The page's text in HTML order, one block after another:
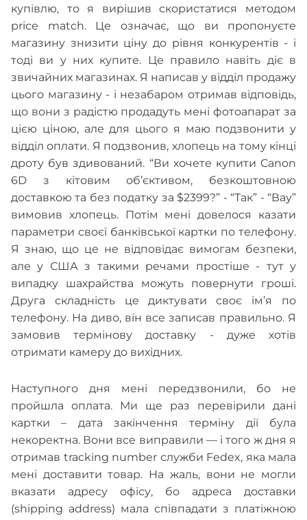
купівлю, то я вирішив скористатися методом
price match. Це означає, що ви пропонуєте
магазину знизити ціну до рівня конкурентів - і
тоді ви у них купите. Це правило навіть діє в
звичайних магазинах. Я написав у відділ продажу
цього магазину - і незабаром отримав відповідь,
що вони з радістю продадуть мені фотоапарат за
цією ціною, але для цього я маю подзвонити у
відділ оплати. Я подзвонив, хлопець на тому кінці
дроту був здивований. “Ви хочете купити Canon
6D з кітовим об’єктивом, безкоштовною
доставкою та без податку за $2399?” - “Так” - “Вау”
вимовив хлопець. Потім мені довелося казати
параметри своєї банківської картки по телефону.
Я знаю, що це не відповідає вимогам безпеки,
але у США з такими речами простіше - тут у
випадку шахрайства можуть повернути гроші.
Друга складність це диктувати своє ім’я по
телефону. На диво, він все записав правильно. Я
замовив термінову доставку - дуже хотів
отримати камеру до вихідних.
Наступного дня мені передзвонили, бо не
пройшла оплата. Ми ще раз перевірили дані
картки – дата закінчення терміну дії була
некоректна. Вони все виправили — і того ж дня я
отримав tracking number служби Fedex, яка мала
мені доставити товар. На жаль, вони не могли
вказати адресу офісу, бо адреса доставки
(shipping address) мала співпадати з платіжною